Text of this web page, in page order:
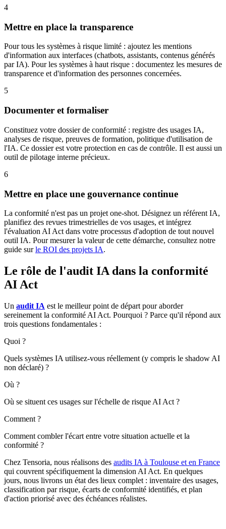
4
Mettre en place la transparence
Pour tous les systèmes à risque limité : ajoutez les mentions
d'information aux interfaces (chatbots, assistants, contenus générés
par IA). Pour les systèmes à haut risque : documentez les mesures de
transparence et d'information des personnes concernées.
5
Documenter et formaliser
Constituez votre dossier de conformité : registre des usages IA,
analyses de risque, preuves de formation, politique d'utilisation de
l'IA. Ce dossier est votre protection en cas de contrôle. Il est aussi un
outil de pilotage interne précieux.
6
Mettre en place une gouvernance continue
La conformité n'est pas un projet one-shot. Désignez un référent IA,
planifiez des revues trimestrielles de vos usages, et intégrez
l'évaluation AI Act dans votre processus d'adoption de tout nouvel
outil IA. Pour mesurer la valeur de cette démarche, consultez notre
guide surle ROI des projets IA.
Le rôle de l'audit IA dans la conformité
AI Act
Un audit IA est le meilleur point de départ pour aborder
sereinement la conformité AI Act. Pourquoi ? Parce qu'il répond aux
trois questions fondamentales :
Quoi ?
Quels systèmes IA utilisez-vous réellement (y compris le shadow AI
non déclaré) ?
Où ?
Où se situent ces usages sur l'échelle de risque AI Act ?
Comment ?
Comment combler l'écart entre votre situation actuelle et la
conformité ?
Chez Tensoria, nous réalisons des audits IA à Toulouse et en France
qui couvrent spécifiquement la dimension AI Act. En quelques
jours, nous livrons un état des lieux complet : inventaire des usages,
classification par risque, écarts de conformité identifiés, et plan
d'action priorisé avec des échéances réalistes.